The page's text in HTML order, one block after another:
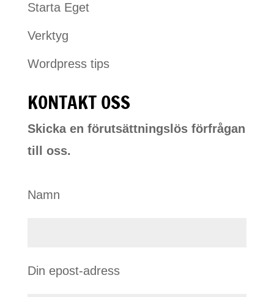
Starta Eget
Verktyg
Wordpress tips
KONTAKT OSS
Skicka en förutsättningslös förfrågan
till oss.
Namn
Din epost-adress